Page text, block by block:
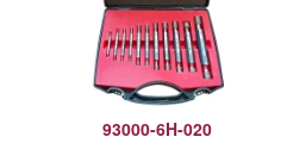
93000-6H-020